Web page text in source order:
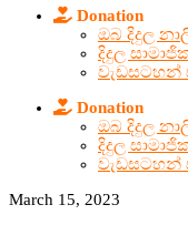
Donation
ඔබ දිදුල
දිදුල
වැඩසටහන්
Donation
ඔබ දිදුල
දිදුල
වැඩසටහන්
March 15, 2023